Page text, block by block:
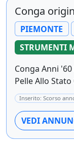
Conga
PIEMONTE
STRUMENTI
Conga Anni
Pelle Allo
Inserito: Scorso
VEDI